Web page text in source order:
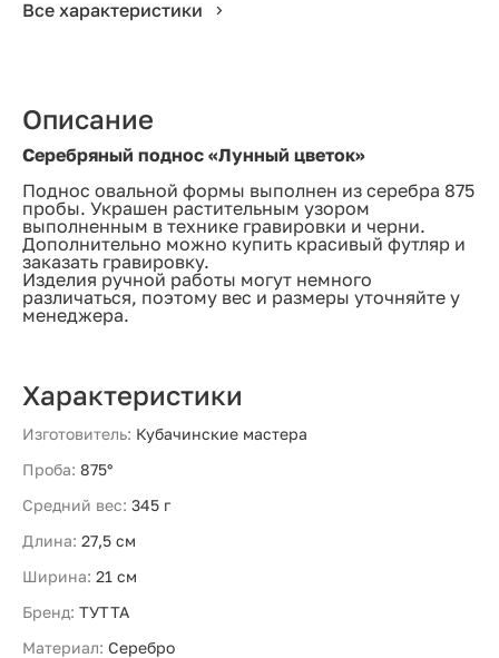
Все характеристики
Описание
Серебряный поднос «Лунный цветок»
Поднос овальной формы выполнен из серебра 875
пробы. Украшен растительным узором
выполненным в технике гравировки и черни.
Дополнительно можно купить красивый футляр и
заказать гравировку.
Изделия ручной работы могут немного
различаться, поэтому вес и размеры уточняйте у
менеджера.
Характеристики
Изготовитель: Кубачинские мастера
Проба: 875°
Средний вес: 345 г
Длина: 27,5 см
Ширина: 21 см
Бренд: ТУТТА
Материал: Серебро